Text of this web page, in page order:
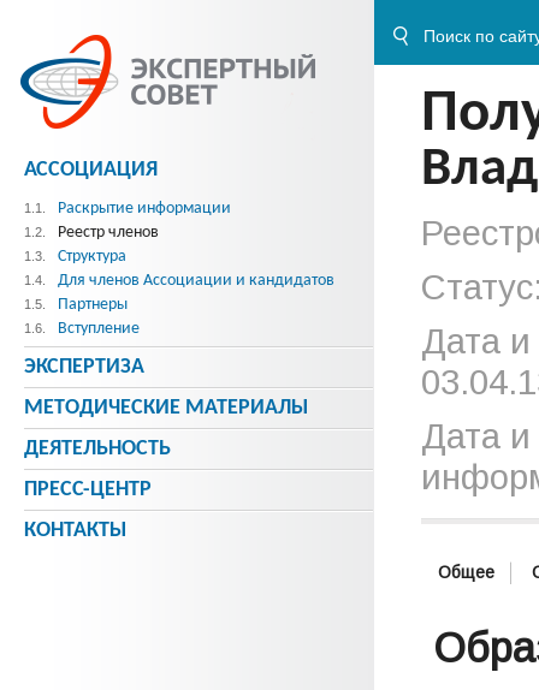
Дата
Дата и
Общее
АССОЦИАЦИЯ
1.1. Раскрытие информации
1.2. Реестр членов
1.3. Структура
1.4. Для членов Ассоциации и кандидатов
1.5. Партнеры
1.6. Вступление
ЭКСПЕРТИЗА
МЕТОДИЧЕСКИE МАТЕРИАЛЫ
ДЕЯТЕЛЬНОСТЬ
ПРЕСС-ЦЕНТР
КОНТАКТЫ